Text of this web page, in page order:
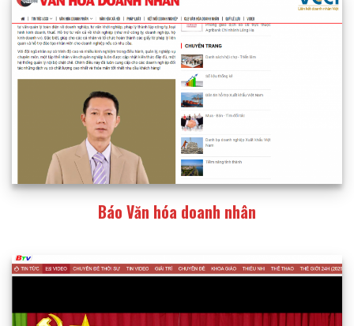
Báo Văn hóa doanh nhân